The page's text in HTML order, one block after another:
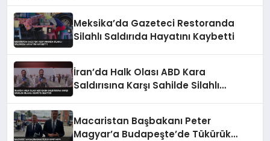
Meksika’da Gazeteci Restoranda
Silahlı Saldırıda Hayatını Kaybetti
İran’da Halk Olası ABD Kara
Saldırısına Karşı Sahilde Silahlı
Macaristan Başbakanı Peter
Magyar’a Budapeşte’de Tükürük